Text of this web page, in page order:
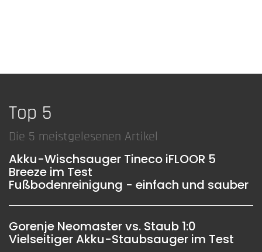
Top 5
Die 5 meistgelesenen Artikel
Akku-Wischsauger Tineco iFLOOR 5
Breeze im Test
Fußbodenreinigung - einfach und sauber
Gorenje Neomaster vs. Staub 1:0
Vielseitiger Akku-Staubsauger im Test